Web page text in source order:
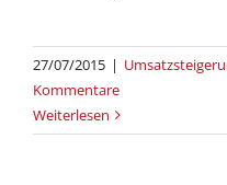
27/07/2015 |
Kommentare
Weiterlesen